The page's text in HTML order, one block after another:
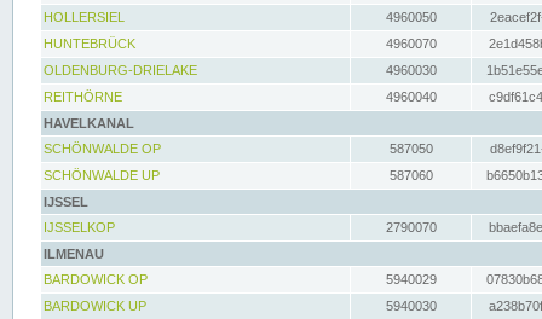
HOLLERSIEL
4960050
HUNTEBRÜCK
4960070
OLDENBURG-DRIELAKE
4960030
REITHÖRNE
4960040
HAVELKANAL
SCHÖNWALDE OP
587050
SCHÖNWALDE UP
587060
IJSSEL
IJSSELKOP
2790070
ILMENAU
BARDOWICK OP
5940029
BARDOWICK UP
5940030